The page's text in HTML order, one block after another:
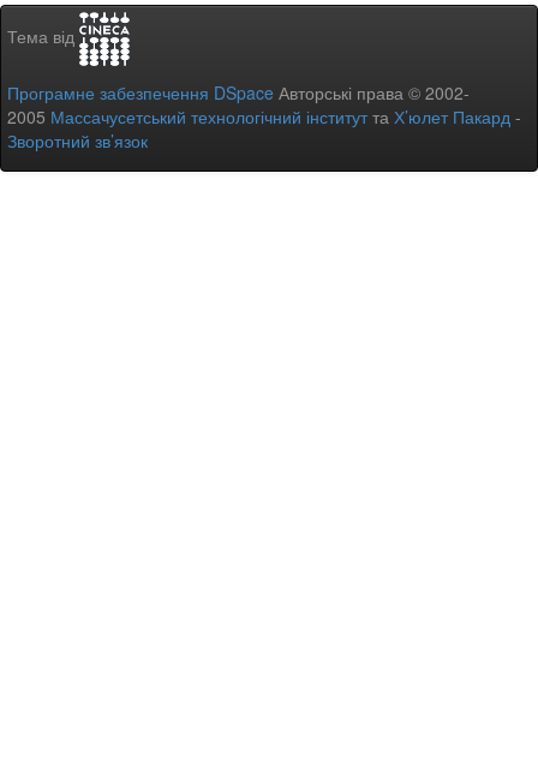
Тема від
Програмне забезпечення DSpace Авторські права © 2002-
2005 Массачусетський технологічний інститутта Х’юлет Пакард -
Зворотний зв’язок